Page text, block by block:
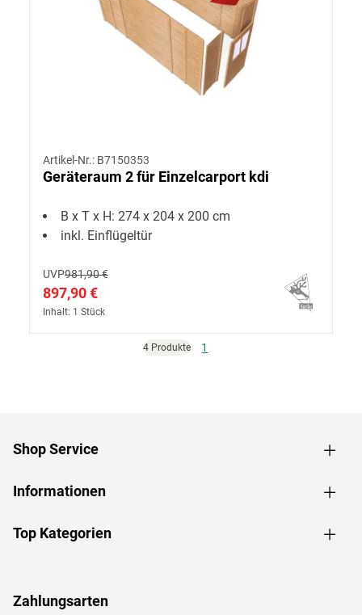
Artikel-Nr.: B7150353
Geräteraum 2 für Einzelcarport kdi
B x T x H: 274 x 204 x 200 cm
inkl. Einflügeltür
UVP981,90 €
897,90 €
Inhalt: 1 Stück
4 Produkte 1
Shop Service
Informationen
Top Kategorien
Zahlungsarten